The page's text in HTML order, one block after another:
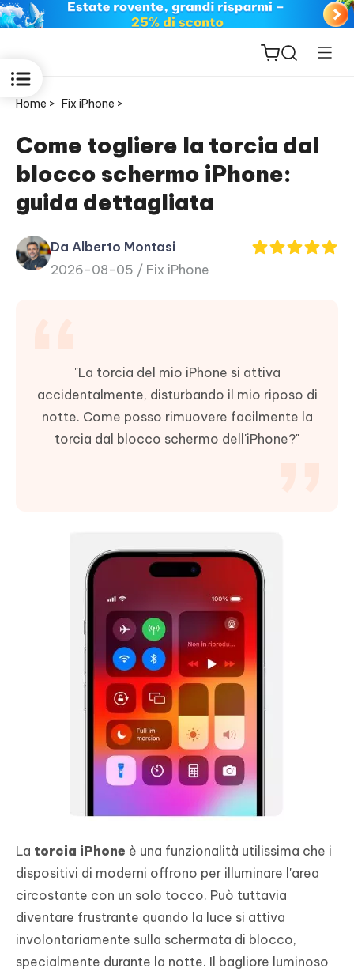
ReiBoot
for iOS
PDNob
PDF
New
Home > Fix iPhone >
Come togliere la torcia dal
blocco schermo iPhone:
guida dettagliata
Da Alberto Montasi
2026-08-05 / Fix iPhone
"La torcia del mio iPhone si attiva
accidentalmente, disturbando il mio riposo di
notte. Come posso rimuovere facilmente la
torcia dal blocco schermo dell'iPhone?"
La torcia iPhone è una funzionalità utilissima che i
dispositivi di moderni offrono per illuminare l'area
circostante con un solo tocco. Può tuttavia
diventare frustrante quando la luce si attiva
involontariamente sulla schermata di blocco,
specialmente durante la notte. Il bagliore luminoso